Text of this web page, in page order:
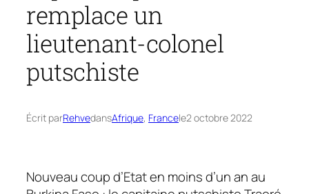
remplace un
lieutenant-colonel
putschiste
Écrit parRehvedansAfrique, Francele2 octobre 2022
Nouveau coup d’Etat en moins d’un an au